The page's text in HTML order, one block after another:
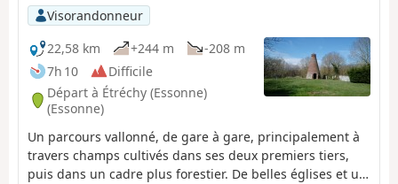
Visorandonneur
22,58 km
+244 m
-208 m
7h 10
Difficile
Départ à Étréchy (Essonne)
(Essonne)
Un parcours vallonné, de gare à gare, principalement à
travers champs cultivés dans ses deux premiers tiers,
puis dans un cadre plus forestier. De belles églises et un